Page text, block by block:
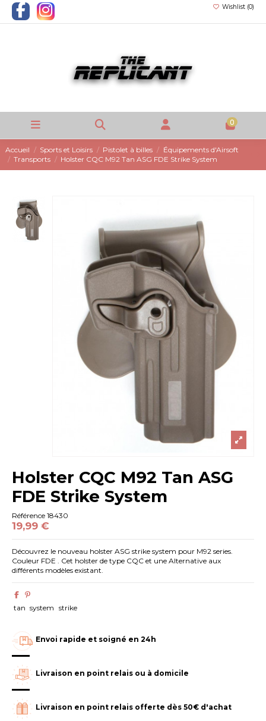
Wishlist (0)
0
Accueil Sports et Loisirs Pistolet à billes
Équipements d'Airsoft
Transports
Holster CQC M92 Tan ASG FDE Strike System
Holster CQC M92 Tan ASG
FDE Strike System
Référence 18430
19,99 €
Découvrez le nouveau holster ASG strike system pour M92 series.
Couleur FDE . Cet holster de type CQC et une Alternative aux
différents modèles existant.
tan system strike
Envoi rapide et soigné en 24h
Livraison en point relais ou à domicile
Livraison en point relais offerte dès 50€ d'achat